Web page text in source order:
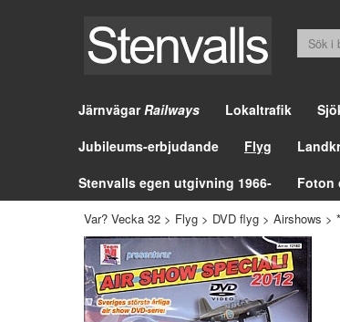
JärnvägarRailways Lokaltrafik
Jubileums-erbjudande
Flyg
Stenvalls egen utgivning 1966-
Foton
Var? Vecka 32 > Flyg > DVD flyg > Airshows >